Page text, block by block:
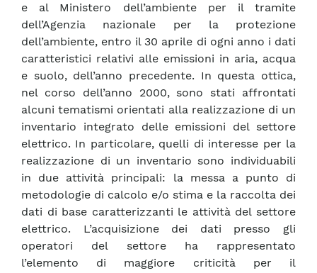
e al Ministero dell’ambiente per il tramite
dell’Agenzia nazionale per la protezione
dell’ambiente, entro il 30 aprile di ogni anno i dati
caratteristici relativi alle emissioni in aria, acqua
e suolo, dell’anno precedente. In questa ottica,
nel corso dell’anno 2000, sono stati affrontati
alcuni tematismi orientati alla realizzazione di un
inventario integrato delle emissioni del settore
elettrico. In particolare, quelli di interesse per la
realizzazione di un inventario sono individuabili
in due attività principali: la messa a punto di
metodologie di calcolo e/o stima e la raccolta dei
dati di base caratterizzanti le attività del settore
elettrico. L’acquisizione dei dati presso gli
operatori del settore ha rappresentato
l’elemento di maggiore criticità per il